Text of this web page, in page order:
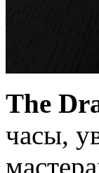
The
часы,